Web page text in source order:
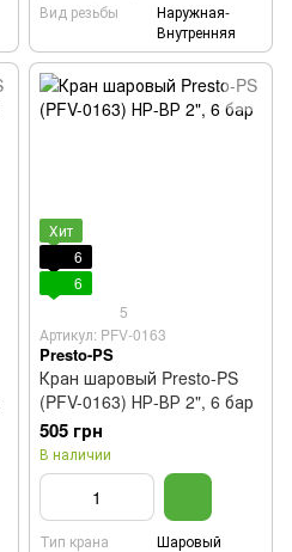
Вид резьбы
Наружная-
Внутренняя
Хит
6
6
5
Артикул: PFV-0163
Presto-PS
Кран шаровый Presto-PS
(PFV-0163) НР-ВР 2", 6 бар
505 грн
В наличии
Тип крана
Шаровый